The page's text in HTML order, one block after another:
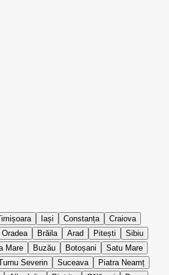
Iași Constanța
Craiova
Oradea Brăila Arad Pitești
Sibiu
Mare Buzău Botoșani
Satu Mare
Severin Suceava
Piatra Neamț